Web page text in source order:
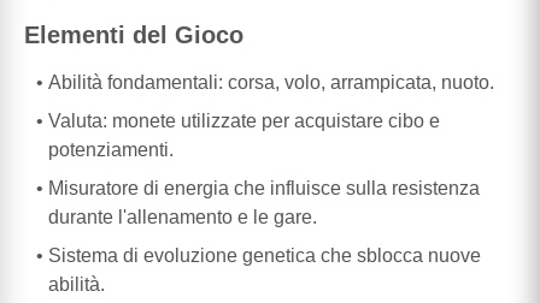
Elementi del Gioco
Abilità fondamentali: corsa, volo, arrampicata, nuoto.
Valuta: monete utilizzate per acquistare cibo e
potenziamenti.
Misuratore di energia che influisce sulla resistenza
durante l'allenamento e le gare.
Sistema di evoluzione genetica che sblocca nuove
abilità.